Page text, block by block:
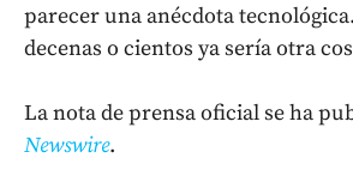
parecer una anécdota
decenas o cientos ya sería otra
La nota de prensa oficial se ha
Newswire.